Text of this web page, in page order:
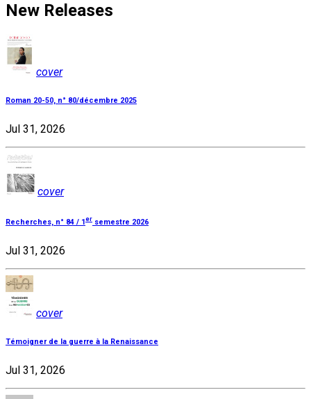
New Releases
cover
Roman 20-50, n° 80/décembre 2025
Jul 31, 2026
cover
Recherches, n° 84 / 1er semestre 2026
Jul 31, 2026
cover
Témoigner de la guerre à la Renaissance
Jul 31, 2026